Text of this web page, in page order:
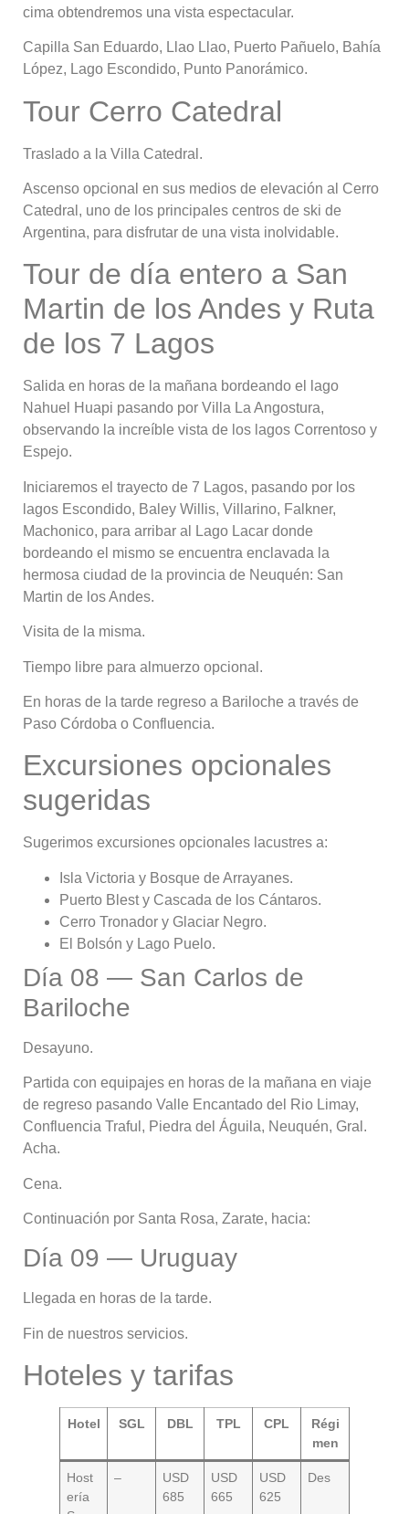
cima obtendremos una vista espectacular.
Capilla San Eduardo, Llao Llao, Puerto Pañuelo, Bahía
López, Lago Escondido, Punto Panorámico.
Tour Cerro Catedral
Traslado a la Villa Catedral.
Ascenso opcional en sus medios de elevación al Cerro
Catedral, uno de los principales centros de ski de
Argentina, para disfrutar de una vista inolvidable.
Tour de día entero a San
Martin de los Andes y Ruta
de los 7 Lagos
Salida en horas de la mañana bordeando el lago
Nahuel Huapi pasando por Villa La Angostura,
observando la increíble vista de los lagos Correntoso y
Espejo.
Iniciaremos el trayecto de 7 Lagos, pasando por los
lagos Escondido, Baley Willis, Villarino, Falkner,
Machonico, para arribar al Lago Lacar donde
bordeando el mismo se encuentra enclavada la
hermosa ciudad de la provincia de Neuquén: San
Martin de los Andes.
Visita de la misma.
Tiempo libre para almuerzo opcional.
En horas de la tarde regreso a Bariloche a través de
Paso Córdoba o Confluencia.
Excursiones opcionales
sugeridas
Sugerimos excursiones opcionales lacustres a:
Isla Victoria y Bosque de Arrayanes.
Puerto Blest y Cascada de los Cántaros.
Cerro Tronador y Glaciar Negro.
El Bolsón y Lago Puelo.
Día 08 — San Carlos de
Bariloche
Desayuno.
Partida con equipajes en horas de la mañana en viaje
de regreso pasando Valle Encantado del Rio Limay,
Confluencia Traful, Piedra del Águila, Neuquén, Gral.
Acha.
Cena.
Continuación por Santa Rosa, Zarate, hacia:
Día 09 — Uruguay
Llegada en horas de la tarde.
Fin de nuestros servicios.
Hoteles y tarifas
Hotel SGL DBL TPL CPL
Régi
men
Host
ería
–
USD
685
USD
665
USD
625
Des